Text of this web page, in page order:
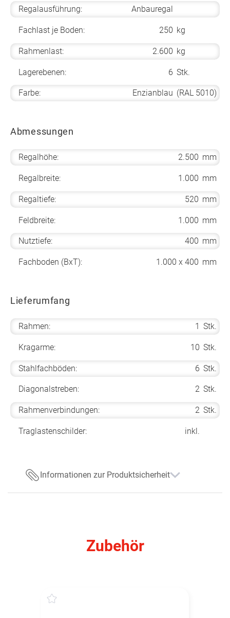
Regalausführung: Anbauregal
Fachlast je Boden: 250 kg
Rahmenlast: 2.600 kg
Lagerebenen: 6 Stk.
Farbe: Enzianblau (RAL 5010)
Abmessungen
Regalhöhe: 2.500 mm
Regalbreite: 1.000 mm
Regaltiefe: 520 mm
Feldbreite: 1.000 mm
Nutztiefe: 400 mm
Fachboden (BxT): 1.000 x 400 mm
Lieferumfang
Rahmen: 1 Stk.
Kragarme: 10 Stk.
Stahlfachböden: 6 Stk.
Diagonalstreben: 2 Stk.
Rahmenverbindungen: 2 Stk.
Traglastenschilder: inkl.
Informationen zur Produktsicherheit
Zubehör